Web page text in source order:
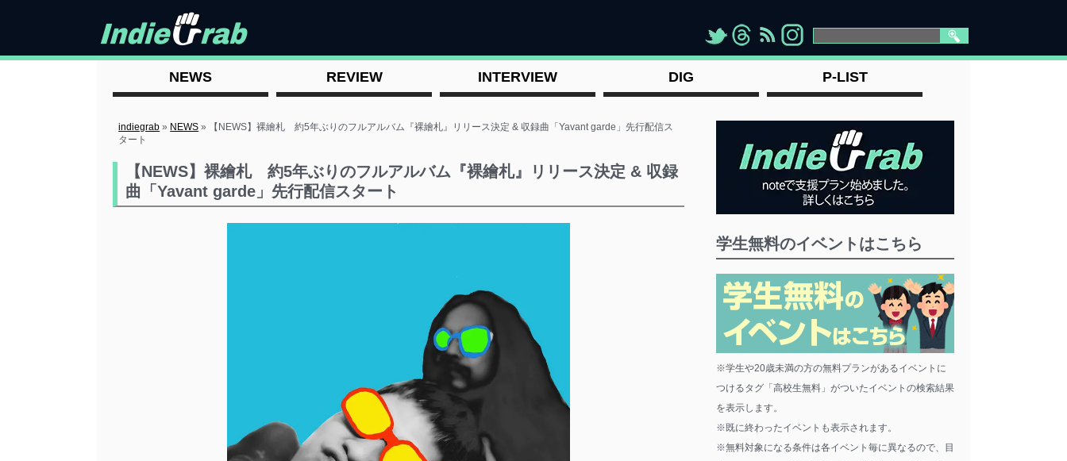
"> "> "> " >
NEWS REVIEW INTERVIEW DIG P-LIST
indiegrab » NEWS »
【NEWS】裸繪札 約5年ぶりのフルアルバム『裸繪札』リリース決定 & 収録曲「Yavant garde」先行配信ス
タート
【NEWS】裸繪札 約5年ぶりのフルアルバム『裸繪札』リリース決定 & 収録
曲「Yavant garde」先行配信スタート
学生無料のイベントはこちら
※学生や20歳未満の方の無料プランがあるイベントに
つけるタグ「高校生無料」がついたイベントの検索結果
を表示します。
※既に終わったイベントも表示されます。
※無料対象になる条件は各イベント毎に異なるので、目